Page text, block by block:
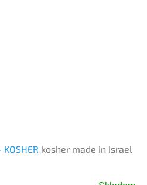
kosher made in Israel